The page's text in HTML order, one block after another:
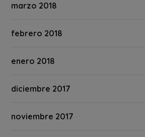
marzo 2018
febrero 2018
enero 2018
diciembre 2017
noviembre 2017